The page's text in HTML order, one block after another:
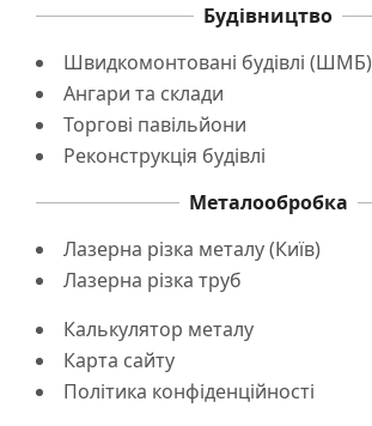
Будівництво
Швидкомонтовані будівлі (ШМБ)
Ангари та склади
Торгові павільйони
Реконструкція будівлі
Металообробка
Лазерна різка металу (Київ)
Лазерна різка труб
Калькулятор металу
Карта сайту
Політика конфіденційності